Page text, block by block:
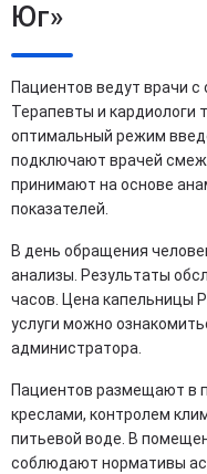
Юг»
Пациентов ведут врачи
Терапевты и кардиологи
оптимальный режим
подключают врачей
принимают на основе
показателей.
В день обращения
анализы. Результаты
часов. Цена капельницы
услуги можно
администратора.
Пациентов размещают в
креслами, контролем
питьевой воде. В
соблюдают нормативы